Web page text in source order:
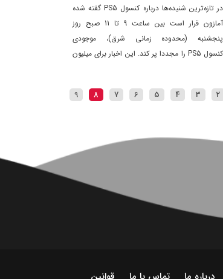
در تازه‌ترین شنیده‌ها درباره کنسول PS5 گفته شده
آمازون قرار است بین ساعت 9 تا 11 صبح روز
پنجشنبه (محدوده زمانی شرق)، موجودی
کنسول PS5 را مجددا پر کند. این اخبار برای میلیون
2
3
4
5
6
7
8
9